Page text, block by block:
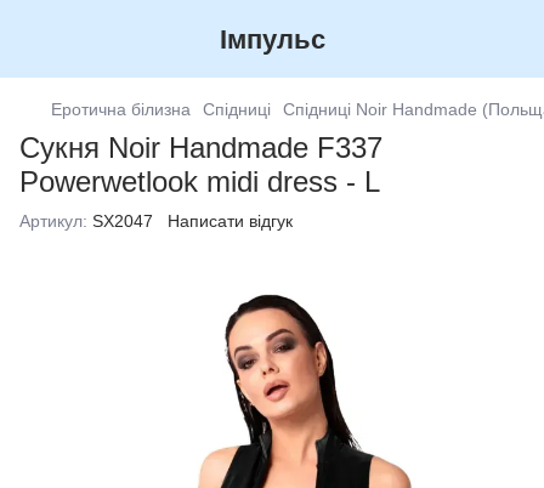
Імпульс
Еротична білизна Спідниці Спідниці Noir Handmade
Сукня Noir Handmade F337
Powerwetlook midi dress - L
Артикул: SX2047 Написати відгук